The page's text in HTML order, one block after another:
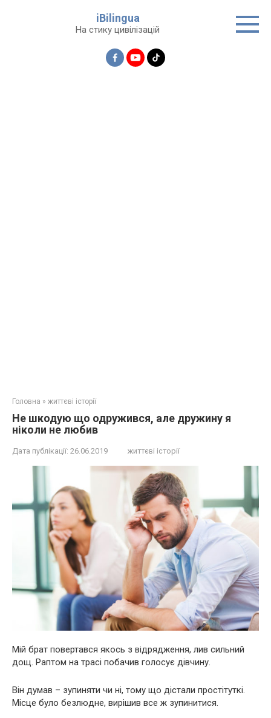
iBilingua
На стику цивілізацій
Головна » життєві історії
Не шкодую що одружився, але дружину я
ніколи не любив
Дата публікації: 26.06.2019 життєві історії
Мій брат повертався якось з відрядження, лив сильний
дощ. Раптом на трасі побачив голосує дівчину.
Він думав – зупиняти чи ні, тому що дістали пpocтітyткі.
Місце було безлюдне, вирішив все ж зупинитися.